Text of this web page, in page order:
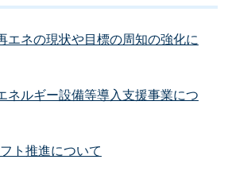
エネの現状や目標の周知の強化に
ネルギー設備等導入支援事業につ
ト推進について